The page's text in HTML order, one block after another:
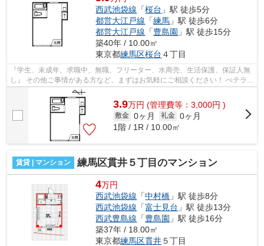
西武池袋線 「桜台 」駅 徒歩5分
都営大江戸線 「練馬 」駅 徒歩6分
都営大江戸線 「豊島園 」駅 徒歩15分
築40年 / 10.00㎡
東京都練馬区桜台 ４丁目
『学生、未成年、求職中、無職、フリーター、水商売、生活保護、保証人無
し』 その他ご事情がある方など、まずはお気軽にご相談ください！ べテラン
スタッフが対応致しますのでご希望...
3.9万円 (管理費等：3,000円 )
敷金 0ヶ月 礼金 0ヶ月
1階 / 1R / 10.00㎡
賃貸 | マンション 練馬区貫井５丁目のマンション
4万円
西武池袋線 「中村橋 」駅 徒歩8分
西武池袋線 「富士見台 」駅 徒歩13分
西武豊島線 「豊島園 」駅 徒歩16分
築37年 / 18.00㎡
東京都練馬区貫井５丁目